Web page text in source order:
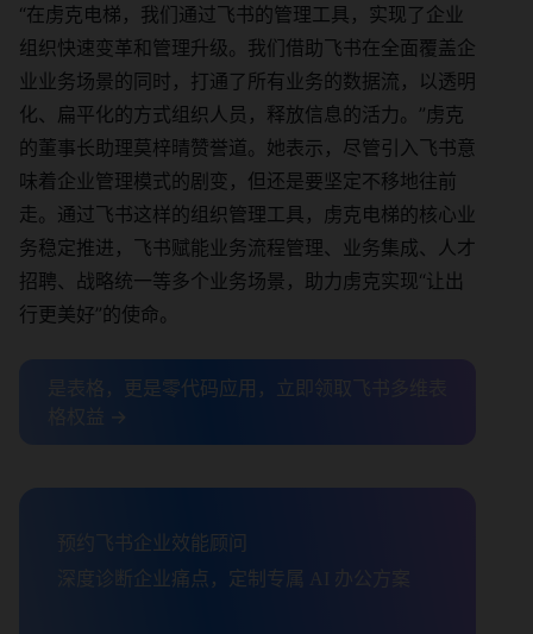
“在虏克电梯，我们通过飞书的管理工具，实现了企业
组织快速变革和管理升级。我们借助飞书在全面覆盖企
业业务场景的同时，打通了所有业务的数据流，以透明
化、扁平化的方式组织人员，释放信息的活力。”虏克
的董事长助理莫梓晴赞誉道。她表示，尽管引入飞书意
味着企业管理模式的剧变，但还是要坚定不移地往前
走。通过飞书这样的组织管理工具，虏克电梯的核心业
务稳定推进，飞书赋能业务流程管理、业务集成、人才
招聘、战略统一等多个业务场景，助力虏克实现“让出
行更美好”的使命。
是表格，更是零代码应用，立即领取飞书多维表
格权益 →
预约飞书企业效能顾问
深度诊断企业痛点，定制专属 AI 办公方案